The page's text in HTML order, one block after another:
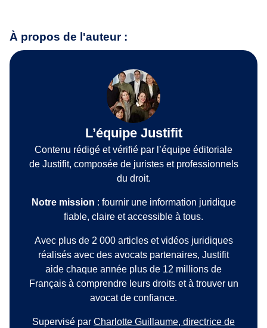
À propos de l'auteur :
L’équipe Justifit
Contenu rédigé et vérifié par l’équipe éditoriale
de Justifit, composée de juristes et professionnels
du droit.
Notre mission : fournir une information juridique
fiable, claire et accessible à tous.
Avec plus de 2 000 articles et vidéos juridiques
réalisés avec des avocats partenaires, Justifit
aide chaque année plus de 12 millions de
Français à comprendre leurs droits et à trouver un
avocat de confiance.
Supervisé par Charlotte Guillaume, directrice de